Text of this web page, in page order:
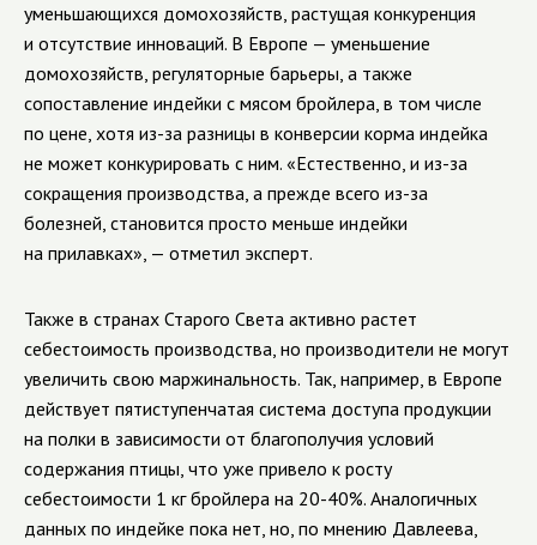
уменьшающихся домохозяйств, растущая конкуренция
и отсутствие инноваций. В Европе — уменьшение
домохозяйств, регуляторные барьеры, а также
сопоставление индейки с мясом бройлера, в том числе
по цене, хотя из-за разницы в конверсии корма индейка
не может конкурировать с ним. «Естественно, и из-за
сокращения производства, а прежде всего из-за
болезней, становится просто меньше индейки
на прилавках», — отметил эксперт.
Также в странах Старого Света активно растет
себестоимость производства, но производители не могут
увеличить свою маржинальность. Так, например, в Европе
действует пятиступенчатая система доступа продукции
на полки в зависимости от благополучия условий
содержания птицы, что уже привело к росту
себестоимости 1 кг бройлера на 20-40%. Аналогичных
данных по индейке пока нет, но, по мнению Давлеева,